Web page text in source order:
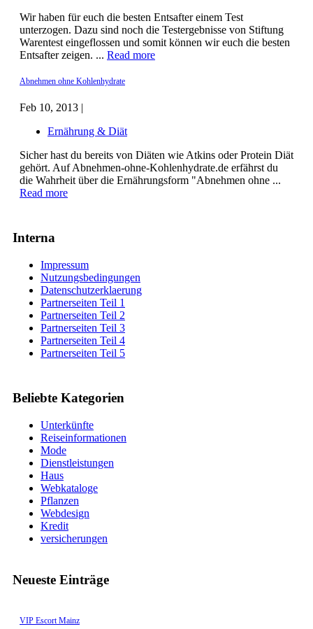
Beliebte Kategorien
Unterkünfte
Reiseinformationen
Mode
Dienstleistungen
Haus
Webkataloge
Pflanzen
Webdesign
Kredit
versicherungen
Neueste Einträge
VIP Escort Mainz
Wir haben für euch die besten Entsafter einem Test
unterzogen. Dazu sind noch die Testergebnisse von Stiftung
Warentest eingeflossen und somit können wir euch die besten
Entsafter zeigen. ... Read more
Abnehmen ohne Kohlenhydrate
Feb 10, 2013 |
Ernährung & Diät
Sicher hast du bereits von Diäten wie Atkins oder Protein Diät
gehört. Auf Abnehmen-ohne-Kohlenhydrate.de erfährst du
die Wahrheit über die Ernährungsform "Abnehmen ohne ...
Read more
Interna
Impressum
Nutzungsbedingungen
Datenschutzerklaerung
Partnerseiten Teil 1
Partnerseiten Teil 2
Partnerseiten Teil 3
Partnerseiten Teil 4
Partnerseiten Teil 5